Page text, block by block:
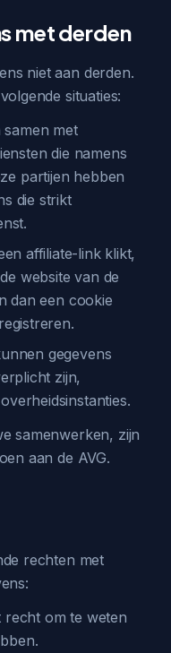
met derden
niet aan derden.
situaties:
met
die namens
partijen hebben
die strikt
affiliate-link klikt,
website van de
dan een cookie
gegevens
zijn,
samenwerken, zijn
aan de AVG.
rechten met
recht om te weten